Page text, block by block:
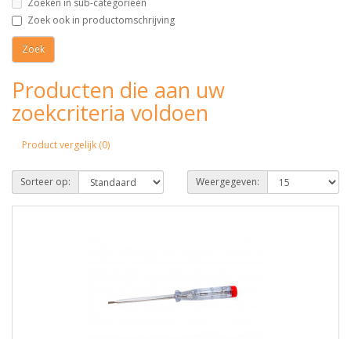
Zoeken in sub-categorieën
Zoek ook in productomschrijving
Producten die aan uw
zoekcriteria voldoen
Product vergelijk (0)
Sorteer op: Weergegeven: